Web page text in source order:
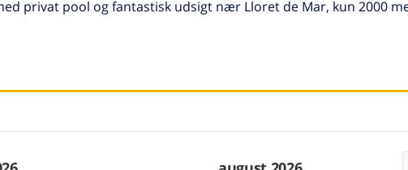
privat pool og fantastisk udsigt nær Lloret de Mar, kun 2000